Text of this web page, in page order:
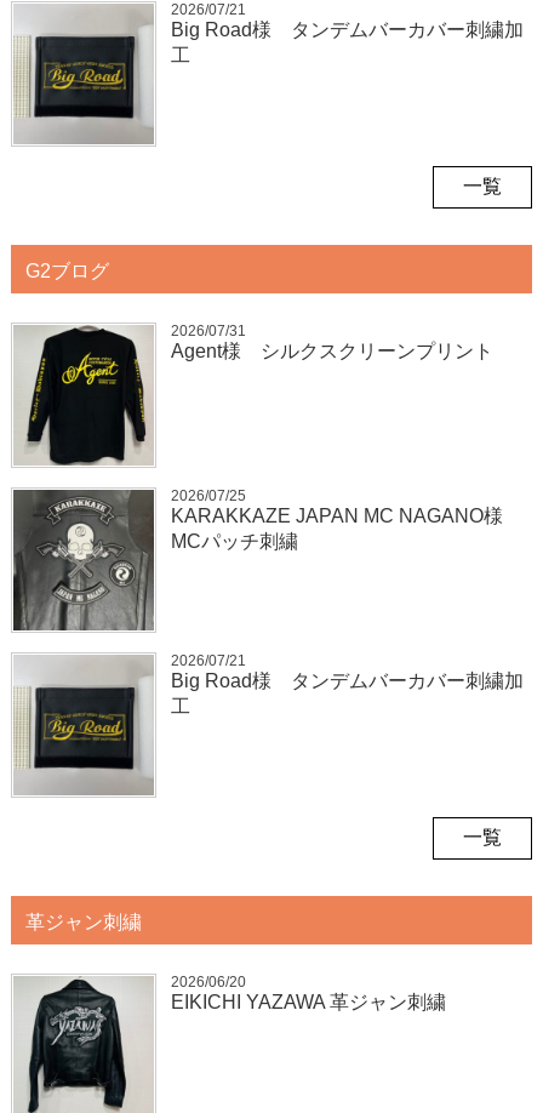
2026/07/21
Big Road様 タンデムバーカバー刺繍加
工
一覧
G2ブログ
2026/07/31
Agent様 シルクスクリーンプリント
2026/07/25
KARAKKAZE JAPAN MC NAGANO様
MCパッチ刺繍
2026/07/21
Big Road様 タンデムバーカバー刺繍加
工
一覧
革ジャン刺繍
2026/06/20
EIKICHI YAZAWA 革ジャン刺繍